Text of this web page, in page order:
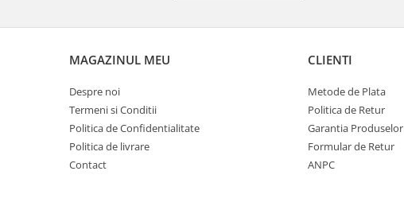
MAGAZINUL MEU
Despre noi
Termeni si Conditii
Politica de Confidentialitate
Politica de livrare
Contact
CLIENTI
Metode de Plata
Politica de Retur
Garantia Produselor
Formular de Retur
ANPC